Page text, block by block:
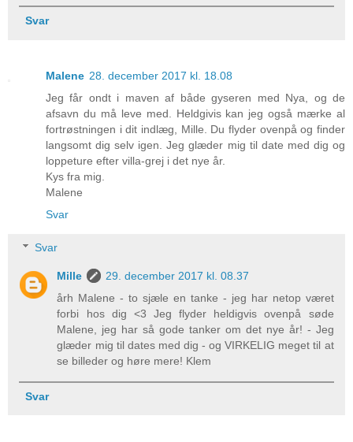
Svar
Malene 28. december 2017 kl. 18.08
Jeg får ondt i maven af både gyseren med Nya, og de
afsavn du må leve med. Heldgivis kan jeg også mærke al
fortrøstningen i dit indlæg, Mille. Du flyder ovenpå og finder
langsomt dig selv igen. Jeg glæder mig til date med dig og
loppeture efter villa-grej i det nye år.
Kys fra mig.
Malene
Svar
Svar
Mille
29. december 2017 kl. 08.37
årh Malene - to sjæle en tanke - jeg har netop været
forbi hos dig <3 Jeg flyder heldigvis ovenpå søde
Malene, jeg har så gode tanker om det nye år! - Jeg
glæder mig til dates med dig - og VIRKELIG meget til at
se billeder og høre mere! Klem
Svar